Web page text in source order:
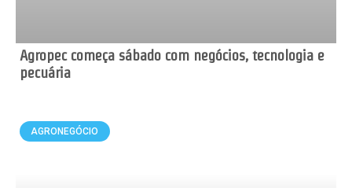
Agropec começa sábado com negócios, tecnologia e
pecuária
AGRONEGÓCIO